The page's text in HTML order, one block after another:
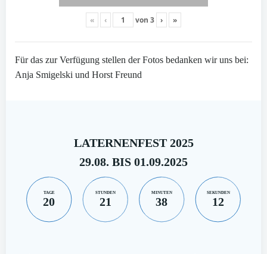
« ‹ von 3 › »
Für das zur Verfügung stellen der Fotos bedanken wir uns bei:
Anja Smigelski und Horst Freund
LATERNENFEST 2025
29.08. BIS 01.09.2025
TAGE
20
STUNDEN
21
MINUTEN
38
SEKUNDEN
11